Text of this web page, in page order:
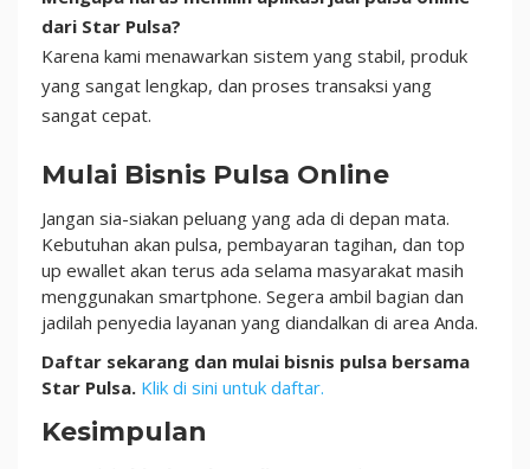
dari Star Pulsa?
Karena kami menawarkan sistem yang stabil, produk
yang sangat lengkap, dan proses transaksi yang
sangat cepat.
Mulai Bisnis Pulsa Online
Jangan sia-siakan peluang yang ada di depan mata.
Kebutuhan akan pulsa, pembayaran tagihan, dan top
up ewallet akan terus ada selama masyarakat masih
menggunakan smartphone. Segera ambil bagian dan
jadilah penyedia layanan yang diandalkan di area Anda.
Daftar sekarang dan mulai bisnis pulsa bersama
Star Pulsa. Klik di sini untuk daftar.
Kesimpulan